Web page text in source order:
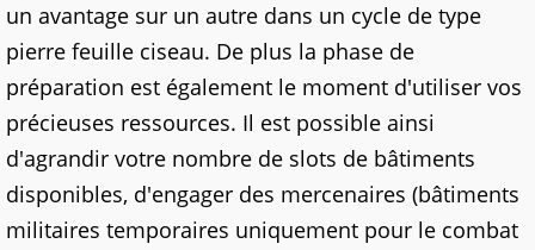
un avantage sur un autre dans un cycle de type
pierre feuille ciseau. De plus la phase de
préparation est également le moment d'utiliser vos
précieuses ressources. Il est possible ainsi
d'agrandir votre nombre de slots de bâtiments
disponibles, d'engager des mercenaires (bâtiments
militaires temporaires uniquement pour le combat